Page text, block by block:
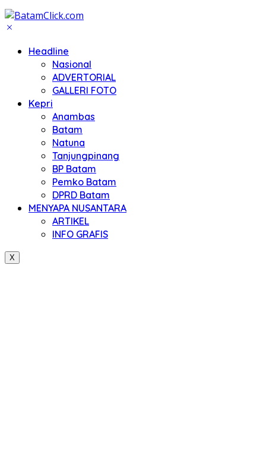
Headline
Nasional
ADVERTORIAL
GALLERI FOTO
Kepri
Anambas
Batam
Natuna
Tanjungpinang
BP Batam
Pemko Batam
DPRD Batam
MENYAPA NUSANTARA
ARTIKEL
INFO GRAFIS
X